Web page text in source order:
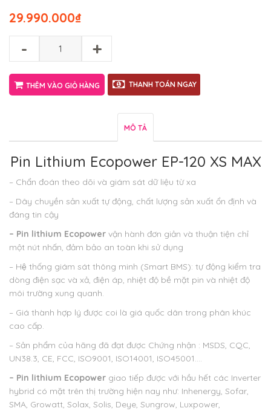
₫
29.990.000
- +
THÊM VÀO GIỎ HÀNG THANH TOÁN NGAY
MÔ TẢ
Pin Lithium Ecopower EP-120 XS MAX
– Chẩn đoán theo dõi và giám sát dữ liệu từ xa
– Dây chuyền sản xuất tự động, chất lượng sản xuất ổn định và
đáng tin cậy
– Pin lithium Ecopower vận hành đơn giản và thuận tiện chỉ
một nút nhấn, đảm bảo an toàn khi sử dụng
– Hệ thống giám sát thông minh (Smart BMS): tự động kiểm tra
dòng điện sạc và xả, điện áp, nhiệt độ bề mặt pin và nhiệt độ
môi trường xung quanh.
– Giá thành hợp lý được coi là giá quốc dân trong phân khúc
cao cấp.
– Sản phẩm của hãng đã đạt được Chứng nhận : MSDS, CQC,
UN38.3, CE, FCC, ISO9001, ISO14001, ISO45001….
– Pin lithium Ecopower giao tiếp được với hầu hết các Inverter
hybrid có mặt trên thị trường hiện nay như: Inhenergy, Sofar,
SMA, Growatt, Solax, Solis, Deye, Sungrow, Luxpower,